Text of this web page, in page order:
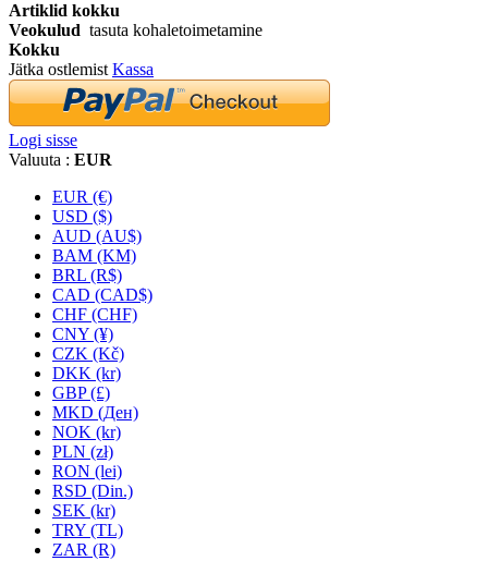
Artiklid kokku
Veokulud tasuta kohaletoimetamine
Kokku
Jätka ostlemistKassa
Logi sisse
Valuuta : EUR
EUR (€)
USD ($)
AUD (AU$)
BAM (KM)
BRL (R$)
CAD (CAD$)
CHF (CHF)
CNY (¥)
CZK (Kč)
DKK (kr)
GBP (£)
MKD (Ден)
NOK (kr)
PLN (zł)
RON (lei)
RSD (Din.)
SEK (kr)
TRY (TL)
ZAR (R)